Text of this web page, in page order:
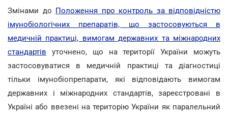
Змінами до Положення про контроль за відповідністю
імунобіологічних препаратів, що застосовуються в
медичній практиці, вимогам державних та міжнародних
стандартів уточнено, що на території України можуть
застосовуватися в медичній практиці та діагностиці
тільки імунобіопрепарати, які відповідають вимогам
державних і міжнародних стандартів, зареєстровані в
Україні або ввезені на територію України як паралельний